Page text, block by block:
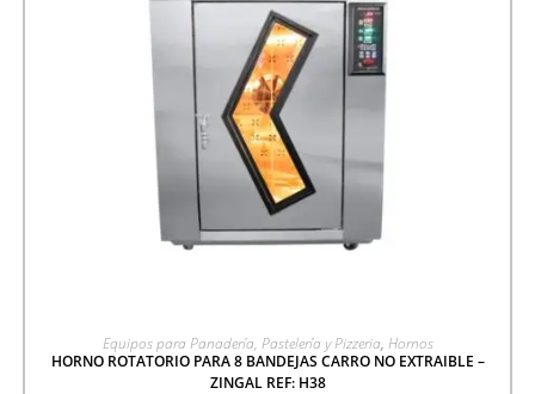
AGREGAR A COTIZACIÓN
Equipos para Panadería, Pastelería y Pizzeria, Hornos
HORNO ROTATORIO PARA 8 BANDEJAS CARRO NO EXTRAIBLE –
ZINGAL REF: H38